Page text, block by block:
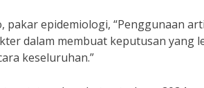
pakar epidemiologi, “Penggunaan
dalam membuat keputusan yang
keseluruhan.”